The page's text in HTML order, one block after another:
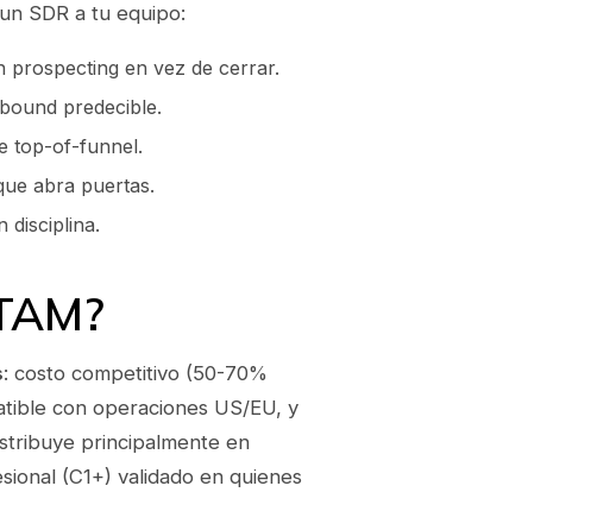
SDR a tu equipo:
prospecting en vez de cerrar.
predecible.
top-of-funnel.
abra puertas.
disciplina.
: costo competitivo (50-70%
con operaciones US/EU, y
principalmente en
(C1+) validado en quienes